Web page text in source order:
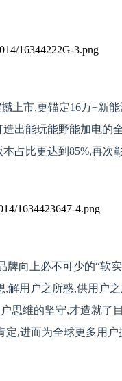
市,更锚定16万+新
出能玩能野能加电的
占比更达到85%,再次
牌向上必不可少的“软
解用户之所惑,供用户
思维的坚守,才造就了
,进而为全球更多用